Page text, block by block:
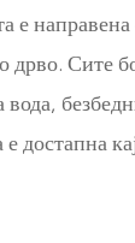
е
Сите
вода,
достапна